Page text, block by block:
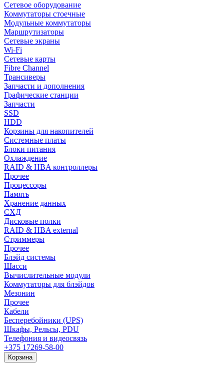
Сетевое оборудование
Коммутаторы стоечные
Модульные коммутаторы
Маршрутизаторы
Сетевые экраны
Wi-Fi
Сетевые карты
Fibre Channel
Трансиверы
Запчасти и дополнения
Графические станции
Запчасти
SSD
HDD
Корзины для накопителей
Системные платы
Блоки питания
Охлаждение
RAID & HBA контроллеры
Прочее
Процессоры
Память
Хранение данных
СХД
Дисковые полки
RAID & HBA external
Стриммеры
Прочее
Блэйд системы
Шасси
Вычислительные модули
Коммутаторы для блэйдов
Мезонин
Прочее
Кабели
Бесперебойники (UPS)
Шкафы, Рельсы, PDU
Телефония и видеосвязь
+375 17269-58-00
Корзина